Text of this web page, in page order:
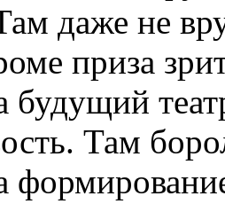
даже не
приза
будущий
Там